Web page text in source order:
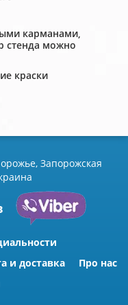
карманами,
стенда можно
краски
Запорожская
и доставка
Про нас